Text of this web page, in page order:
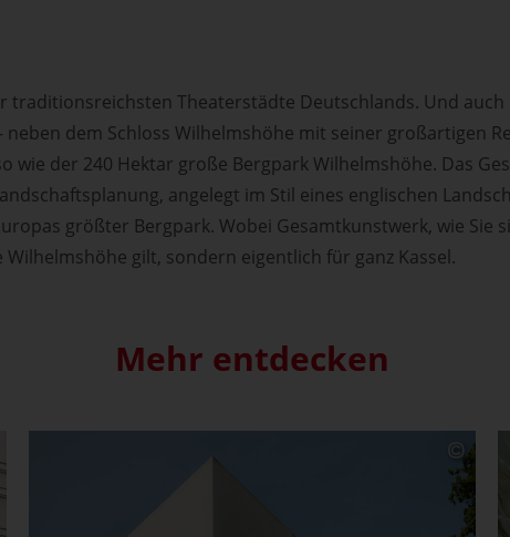
traditionsreichsten Theaterstädte Deutschlands. Und auch
neben dem Schloss Wilhelmshöhe mit seiner großartigen
wie der 240 Hektar große Bergpark Wilhelmshöhe. Das
angelegt im Stil eines englischen
größter Bergpark. Wobei Gesamtkunstwerk, wie Sie
gilt, sondern eigentlich für ganz Kassel.
Mehr entdecken